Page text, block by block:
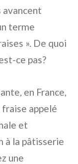
avancent
terme
». De quoi
ce pas?
en France,
appelé
et
à la pâtisserie
une